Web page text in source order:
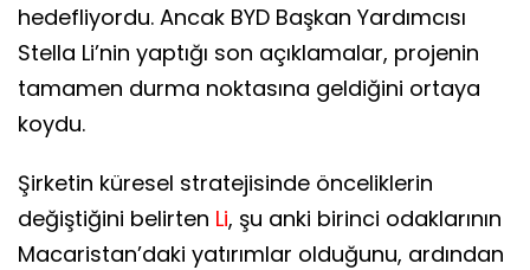
hedefliyordu. Ancak BYD Başkan Yardımcısı
Stella Li’nin yaptığı son açıklamalar, projenin
tamamen durma noktasına geldiğini ortaya
koydu.
Şirketin küresel stratejisinde önceliklerin
değiştiğini belirten Li, şu anki birinci odaklarının
Macaristan’daki yatırımlar olduğunu, ardından